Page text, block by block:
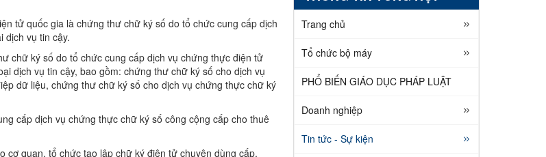
tử quốc gia là chứng thư chữ ký số do tổ chức cung cấp dịch
dịch vụ tin cậy.
chữ ký số do tổ chức cung cấp dịch vụ chứng thực điện tử
dịch vụ tin cậy, bao gồm: chứng thư chữ ký số cho dịch vụ
dữ liệu, chứng thư chữ ký số cho dịch vụ chứng thực chữ ký
cấp dịch vụ chứng thực chữ ký số công cộng cấp cho thuê
quan, tổ chức tạo lập chữ ký điện tử chuyên dùng cấp.
Trang chủ
Tổ chức bộ máy
PHỔ BIẾN GIÁO DỤC PHÁP LUẬT
Doanh nghiệp
Tin tức - Sự kiện